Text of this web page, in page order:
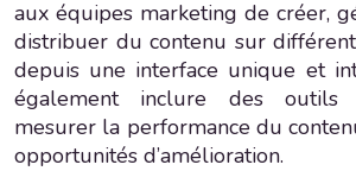
aux équipes marketing de créer,
distribuer du contenu sur
depuis une interface unique et
également inclure des outils
mesurer la performance du
opportunités d’amélioration.